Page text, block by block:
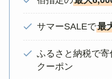
サマーSALEで最
ふるさと納税で寄
クーポン